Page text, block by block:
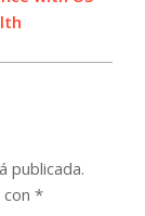
publicada.
*